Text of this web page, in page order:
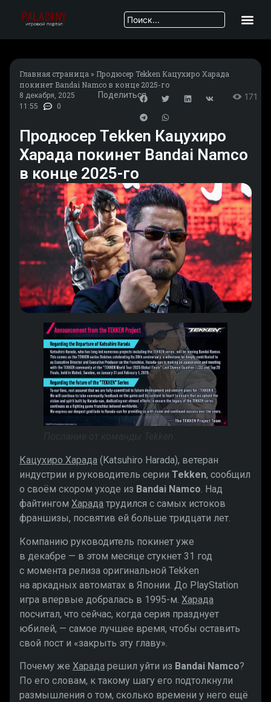
Главная страница » Продюсер Tekken Кацухиро Харада
покинет Bandai Namco в конце 2025-го
8 декабря, 2025
11:55
0
Поделиться 171
Продюсер Tekken Кацухиро
Харада покинет Bandai Namco
в конце 2025-го
Кацухиро Харада (Katsuhiro Harada), ветеран
индустрии и руководитель серии Tekken, сообщил
о своём скором уходе из Bandai Namco. Над
файтингом Харада трудился с самых истоков
франшизы, посвятив ей больше тридцати лет.
Компанию руководитель покинет уже
в декабре — в этом месяце стукнет 31 год
с момента релиза оригинальной Tekken
на аркадных автоматах в Японии. До PlayStation
игра впервые добралась в 1995-м. Харада
посчитал, что сейчас, когда серия празднует
юбилей, — самое лучшее время, чтобы оставить
свой пост и «закрыть эту главу».
Почему же Харада решил уйти из Bandai Namco?
По его словам, к такому шагу его подтолкнули
размышления о том, сколько времени у него ещё